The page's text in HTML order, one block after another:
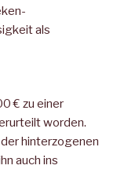
als
€ zu einer
worden.
hinterzogenen
auch ins